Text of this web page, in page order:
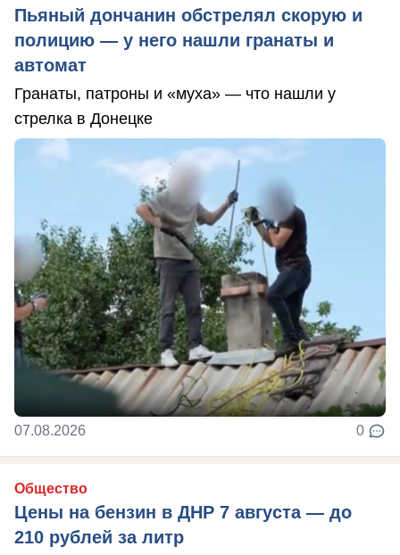
Пьяный дончанин обстрелял скорую и
полицию — у него нашли гранаты и
автомат
Гранаты, патроны и «муха» — что нашли у
стрелка в Донецке
07.08.2026 0
Общество
Цены на бензин в ДНР 7 августа — до
210 рублей за литр